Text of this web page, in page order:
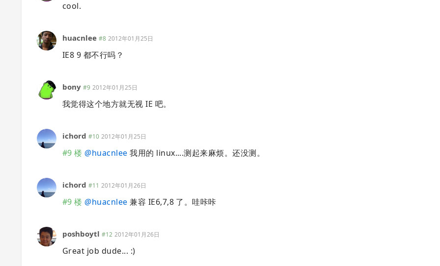
cool.
huacnlee #8 2012年01月25日
IE8 9 都不行吗？
bony #9 2012年01月25日
我觉得这个地方就无视 IE 吧。
ichord #10 2012年01月25日
#9 楼 @huacnlee 我用的 linux....测起来麻烦。还没测。
ichord #11 2012年01月26日
#9 楼 @huacnlee 兼容 IE6,7,8 了。哇咔咔
poshboytl #12 2012年01月26日
Great job dude... :)